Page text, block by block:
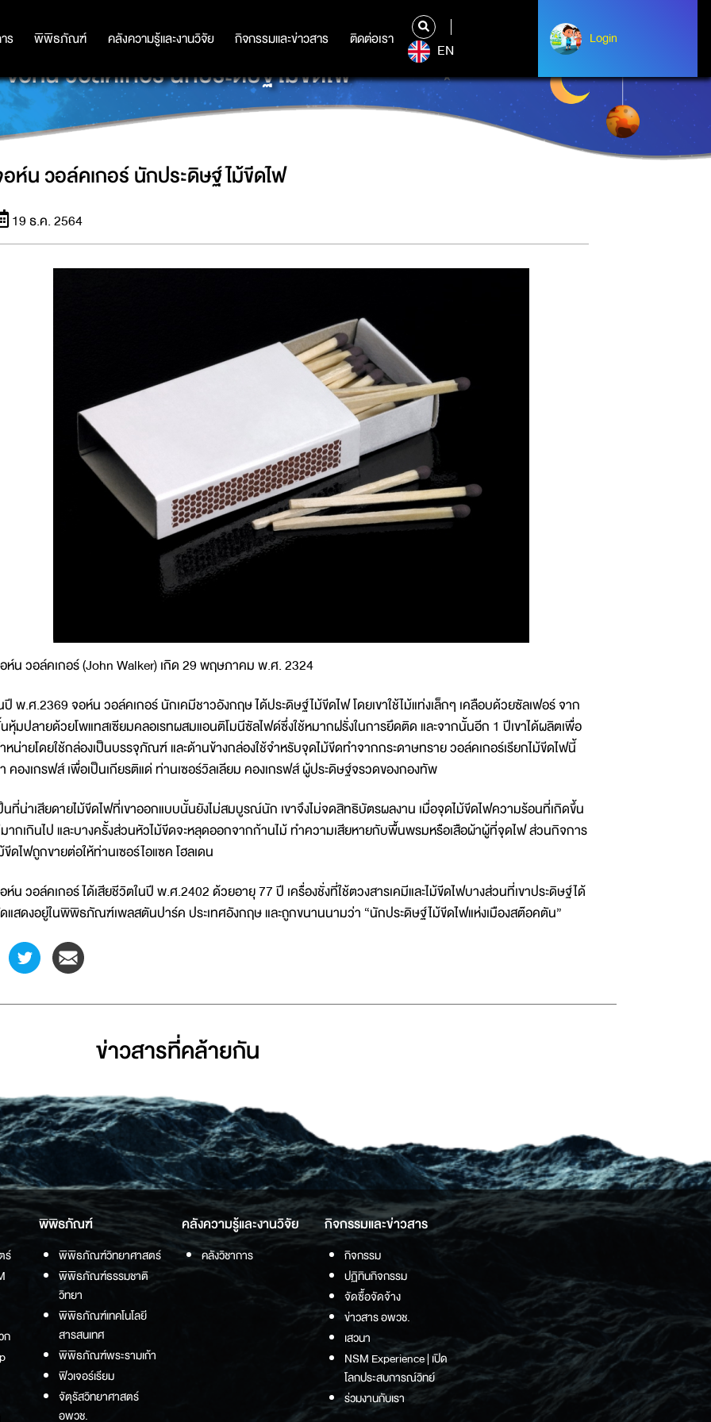
ร พิพิธภัณฑ์ คลังความรู้และงานวิจัย กิจกรรมและข่าวสาร ติดต่อเรา
ร พิพิธภัณฑ์ คลังความรู้และงานวิจัย กิจกรรมและข่าวสาร ติดต่อเรา
EN
Login
Login
จอห์น วอล์คเกอร์ นักประดิษฐ์ไม้ขีดไฟ
ห์น วอล์คเกอร์ นักประดิษฐ์ไม้ขีดไฟ
19 ธ.ค. 2564
ห์น วอล์คเกอร์ (John Walker) เกิด 29 พฤษภาคม พ.ศ. 2324
ปี พ.ศ.2369 จอห์น วอล์คเกอร์ นักเคมีชาวอังกฤษ ได้ประดิษฐ์ไม้ขีดไฟ โดยเขาใช้ไม้แท่งเล็กๆ เคลือบด้วยซัลเฟอร์ จาก
หุ้มปลายด้วยโพแทสเซียมคลอเรทผสมแอนติโมนีซัลไฟด์ซึ่งใช้หมากฝรั่งในการยึดติด และจากนั้นอีก 1 ปีเขาได้ผลิตเพื่อ
หน่ายโดยใช้กล่องเป็นบรรจุภัณฑ์ และด้านข้างกล่องใช้จำหรับจุดไม้ขีดทำจากกระดาษทราย วอล์คเกอร์เรียกไม้ขีดไฟนี้
คองเกรฟส์ เพื่อเป็นเกียรติแด่ ท่านเซอร์วิลเลียม คองเกรฟส์ ผู้ประดิษฐ์จรวดของกองทัพ
นที่น่าเสียดายไม้ขีดไฟที่เขาออกแบบนั้นยังไม่สมบูรณ์นัก เขาจึงไม่จดสิทธิบัตรผลงาน เมื่อจุดไม้ขีดไฟความร้อนที่เกิดขึ้น
ากเกินไป และบางครั้งส่วนหัวไม้ขีดจะหลุดออกจากก้านไม้ ทำความเสียหายกับพื้นพรมหรือเสือผ้าผู้ที่จุดไฟ ส่วนกิจการ
ขีดไฟถูกขายต่อให้ท่านเซอร์ไอแซค โฮลเดน
ห์น วอล์คเกอร์ ได้เสียชีวิตในปี พ.ศ.2402 ด้วยอายุ 77 ปี เครื่องชั่งที่ใช้ตวงสารเคมีและไม้ขีดไฟบางส่วนที่เขาประดิษฐ์ได้
แสดงอยู่ในพิพิธภัณฑ์เพลสตันปาร์ค ประเทศอังกฤษ และถูกขนานนามว่า “นักประดิษฐ์ไม้ขีดไฟแห่งเมืองสต๊อคตัน”
ข่าวสารที่่คล้ายกัน
ร์
ก
พิพิธภัณฑ์
พิพิธภัณฑ์วิทยาศาสตร์
พิพิธภัณฑ์ธรรมชาติ
วิทยา
พิพิธภัณฑ์เทคโนโลยี
สารสนเทศ
พิพิธภัณฑ์พระรามเก้า
ฟิวเจอร์เรียม
จัตุรัสวิทยาศาสตร์
อพวช.
คลังความรู้และงานวิจัย
คลังวิชาการ
กิจกรรมและข่าวสาร
กิจกรรม
ปฏิทินกิจกรรม
จัดซื้อจัดจ้าง
ข่าวสาร อพวช.
เสวนา
NSM Experience | เปิด
โลกประสบการณ์วิทย์
ร่วมงานกับเรา